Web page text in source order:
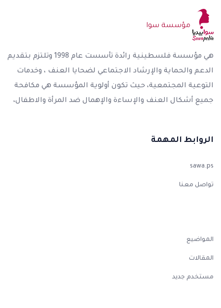
مؤسسة سوا
هي مؤسسة فلسطينية رائدة تأسست عام 1998 وتلتزم بتقديم
الدعم والحماية والإرشاد الاجتماعي لضحايا العنف ، وخدمات
التوعية المجتمعية، حيث تكون أولوية المؤسسة هي مكافحة
جميع أشكال العنف والإساءة والإهمال ضد المرأة والاطفال،
الروابط المهمة
sawa.ps
تواصل معنا
المواضيع
المقالات
مستخدم جديد